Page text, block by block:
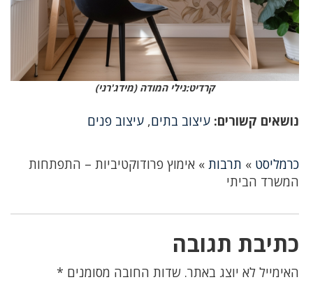
קרדיט:נילי המודה (מידג'רני)
נושאים קשורים: עיצוב בתים, עיצוב פנים
כרמליסט » תרבות » אימוץ פרודוקטיביות – התפתחות
המשרד הביתי
כתיבת תגובה
האימייל לא יוצג באתר. שדות החובה מסומנים *